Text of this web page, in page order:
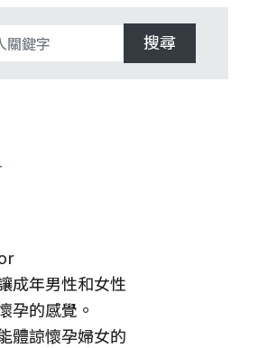
搜尋
成年男性和女性
孕的感覺。
體諒懷孕婦女的